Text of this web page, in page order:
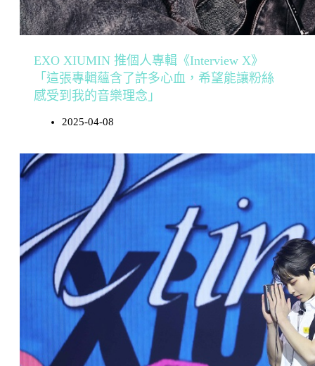
EXO XIUMIN 推個人專輯《Interview X》
「這張專輯蘊含了許多心血，希望能讓粉絲
感受到我的音樂理念」
2025-04-08